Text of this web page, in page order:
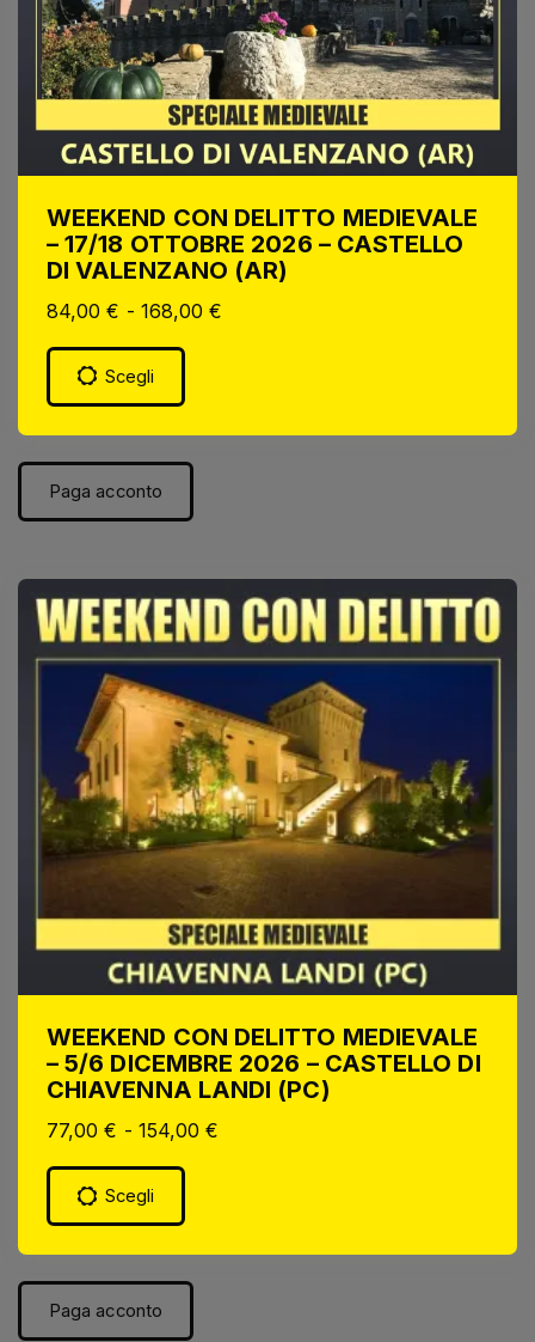
WEEKEND CON DELITTO MEDIEVALE
– 17/18 OTTOBRE 2026 – CASTELLO
DI VALENZANO (AR)
84,00€ - 168,00€
Scegli
Paga acconto
WEEKEND CON DELITTO MEDIEVALE
– 5/6 DICEMBRE 2026 – CASTELLO DI
CHIAVENNA LANDI (PC)
77,00€ - 154,00€
Scegli
Paga acconto